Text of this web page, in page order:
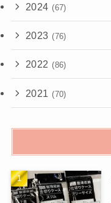
2024 (67)
2023 (76)
2022 (86)
2021 (70)